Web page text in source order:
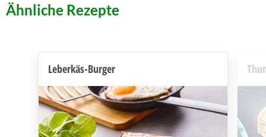
Ähnliche Rezepte
Leberkäs-Burger